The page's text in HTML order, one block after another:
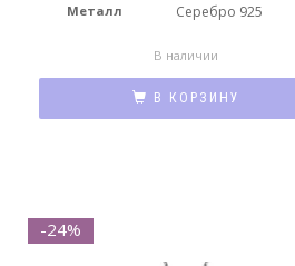
Металл Серебро 925
В наличии
В КОРЗИНУ
-24%